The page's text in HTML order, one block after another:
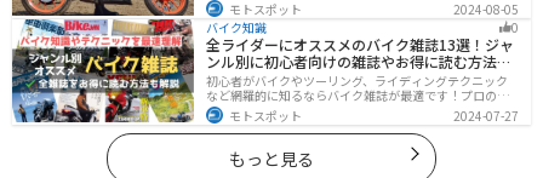
インに優れたものも多くあるので、安全にカッコよくバ
イクに乗りたい人は是非持っておきましょう。
モトスポット
2024-08-05
バイク知識
0
全ライダーにオススメのバイク雑誌13選！ジャ
ンル別に初心者向けの雑誌やお得に読む方法も
解説
初心者がバイクやツーリング、ライディングテクニック
など網羅的に知るならバイク雑誌が最適です！プロのラ
イターがしっかりと調べた情報とわかりやすい写真でま
とめられているので、効率的に理解できます。そんなバ
イク雑誌をジャンル別にオススメのバイク雑誌をまとめ
ました。サブスクサービスを利用すれば全ての雑誌をお
得に読むことができるのでオススメです。
モトスポット 2024-07-27
もっと見る